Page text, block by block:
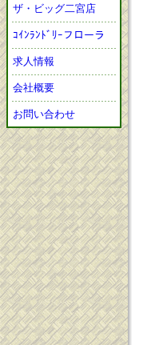
ザ・ビッグ二宮店
ｺｲﾝﾗﾝﾄﾞﾘｰフローラ
求人情報
会社概要
お問い合わせ